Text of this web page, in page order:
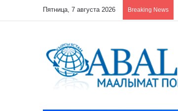
Пятница, 7 августа 2026 Breaking News